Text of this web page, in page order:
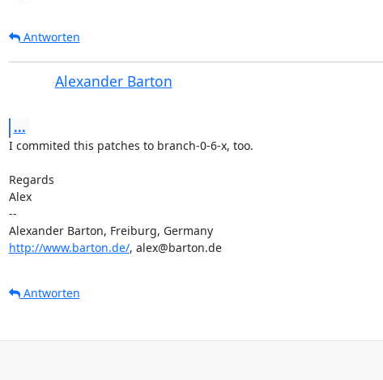
Antworten
Alexander Barton
...
I commited this patches to branch-0-6-x, too.
Regards
Alex
--
Alexander Barton, Freiburg, Germany
http://www.barton.de/, alex@barton.de
Antworten